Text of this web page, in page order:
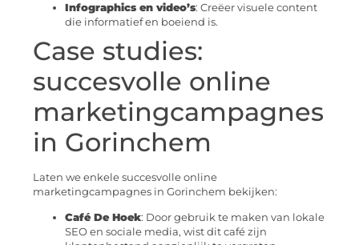
Infographics en video’s: Creëer visuele content
die informatief en boeiend is.
Case studies:
succesvolle online
marketingcampagnes
in Gorinchem
Laten we enkele succesvolle online
marketingcampagnes in Gorinchem bekijken:
Café De Hoek: Door gebruik te maken van lokale
SEO en sociale media, wist dit café zijn